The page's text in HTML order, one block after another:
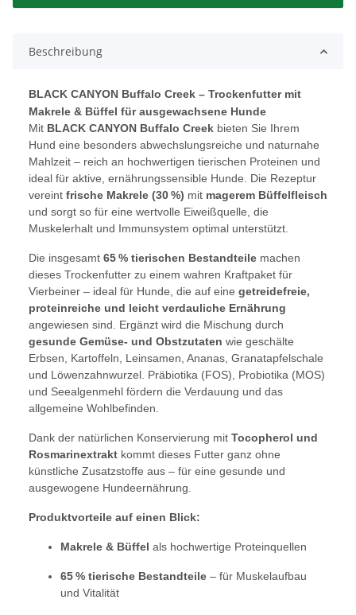
Beschreibung
BLACK CANYON Buffalo Creek – Trockenfutter mit
Makrele & Büffel für ausgewachsene Hunde
Mit BLACK CANYON Buffalo Creek bieten Sie Ihrem
Hund eine besonders abwechslungsreiche und naturnahe
Mahlzeit – reich an hochwertigen tierischen Proteinen und
ideal für aktive, ernährungssensible Hunde. Die Rezeptur
vereint frische Makrele (30 %) mit magerem Büffelfleisch
und sorgt so für eine wertvolle Eiweißquelle, die
Muskelerhalt und Immunsystem optimal unterstützt.
Die insgesamt 65 % tierischen Bestandteile machen
dieses Trockenfutter zu einem wahren Kraftpaket für
Vierbeiner – ideal für Hunde, die auf eine getreidefreie,
proteinreiche und leicht verdauliche Ernährung
angewiesen sind. Ergänzt wird die Mischung durch
gesunde Gemüse- und Obstzutaten wie geschälte
Erbsen, Kartoffeln, Leinsamen, Ananas, Granatapfelschale
und Löwenzahnwurzel. Präbiotika (FOS), Probiotika (MOS)
und Seealgenmehl fördern die Verdauung und das
allgemeine Wohlbefinden.
Dank der natürlichen Konservierung mit Tocopherol und
Rosmarinextrakt kommt dieses Futter ganz ohne
künstliche Zusatzstoffe aus – für eine gesunde und
ausgewogene Hundeernährung.
Produktvorteile auf einen Blick:
Makrele & Büffel als hochwertige Proteinquellen
65 % tierische Bestandteile – für Muskelaufbau
und Vitalität